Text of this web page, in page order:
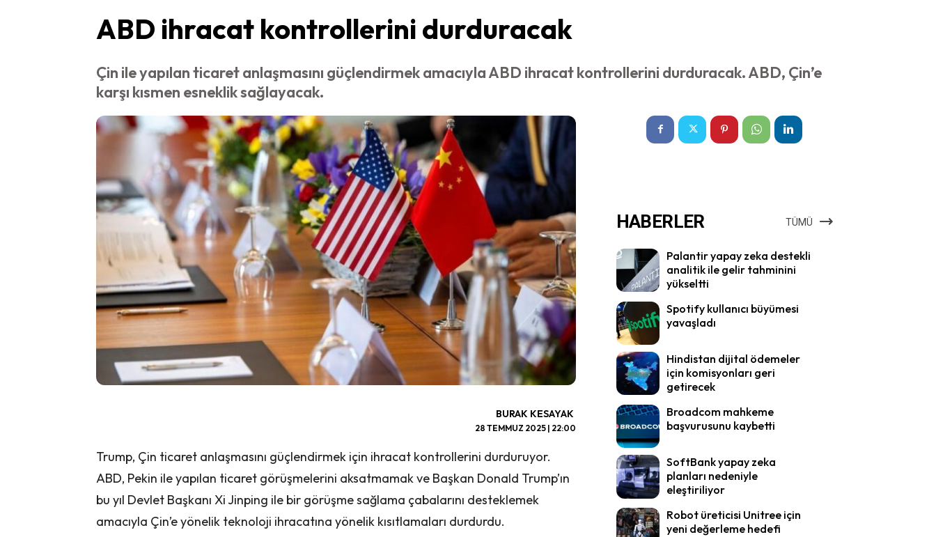
ABD ihracat kontrollerini durduracak
Çin ile yapılan ticaret anlaşmasını güçlendirmek amacıyla ABD ihracat kontrollerini durduracak. ABD, Çin’e
karşı kısmen esneklik sağlayacak.
BURAK KESAYAK
28 TEMMUZ 2025 | 22:00
Trump, Çin ticaret anlaşmasını güçlendirmek için ihracat kontrollerini durduruyor.
ABD, Pekin ile yapılan ticaret görüşmelerini aksatmamak ve Başkan Donald Trump’ın
bu yıl Devlet Başkanı Xi Jinping ile bir görüşme sağlama çabalarını desteklemek
amacıyla Çin’e yönelik teknoloji ihracatına yönelik kısıtlamaları durdurdu.
HABERLER TÜMÜ
Palantir yapay zeka destekli
analitik ile gelir tahminini
yükseltti
Spotify kullanıcı büyümesi
yavaşladı
Hindistan dijital ödemeler
için komisyonları geri
getirecek
Broadcom mahkeme
başvurusunu kaybetti
SoftBank yapay zeka
planları nedeniyle
eleştiriliyor
Robot üreticisi Unitree için
yeni değerleme hedefi